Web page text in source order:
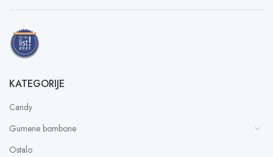
KATEGORIJE
Candy
Gumene bombone
Ostalo